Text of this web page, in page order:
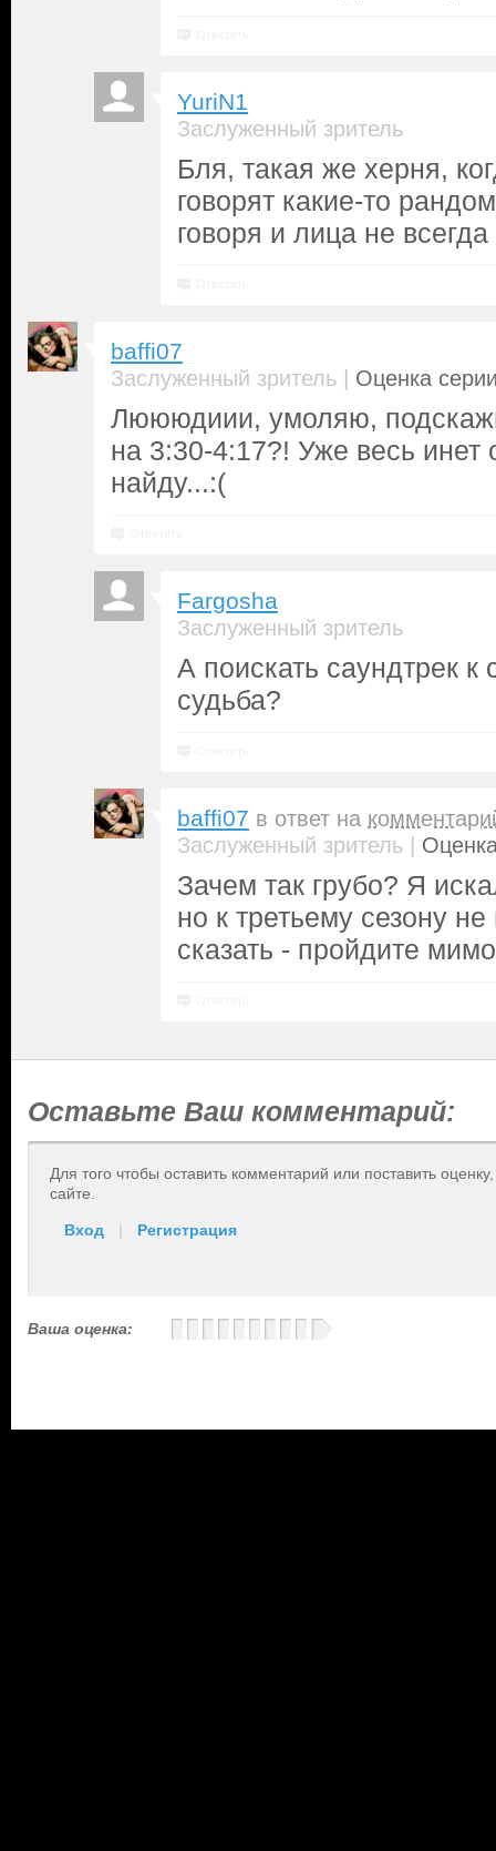
YuriN1
Заслуженный зритель
Бля, такая же херня,
говорят какие-то
говоря и лица не
baffi07
Заслуженный зритель | Оценка
Люююдиии, умоляю,
на 3:30-4:17?! Уже весь инет
найду...:(
Fargosha
Заслуженный зритель
А поискать саундтрек к
судьба?
baffi07 в ответ на
Заслуженный зритель |
Зачем так грубо? Я
но к третьему сезону
сказать - пройдите
Оставьте Ваш комментарий:
Для того чтобы оставить комментарий или поставить
сайте.
Вход | Регистрация
Ваша оценка: